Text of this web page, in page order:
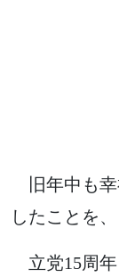
旧年中も幸
したことを
立党15周年